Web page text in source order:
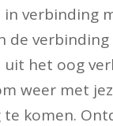
in verbinding
de
uit het oog
weer met
komen.